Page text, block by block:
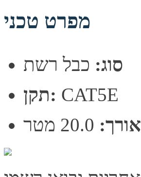
מפרט טכני
סוג: כבל רשת
תקן: CAT5E
אורך: